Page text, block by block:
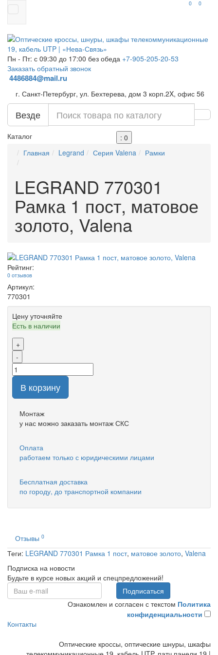
0 0
Пн - Пт: с 09:30 до 17:00 без обеда +7-905-205-20-53
Заказать обратный звонок
4486884@mail.ru
г. Санкт-Петербург, ул. Бехтерева, дом 3 корп.2X, офис 56
Везде
Каталог
: 0
Главная
Legrand Серия Valena Рамки
LEGRAND 770301
Рамка 1 пост, матовое
золото, Valena
Рейтинг:
0 отзывов
Артикул:
770301
Цену уточняйте
Есть в наличии
+
-
В корзину
Монтаж
у нас можно заказать монтаж СКС
Оплата
работаем только с юридическими лицами
Бесплатная доставка
по городу, до транспортной компании
Отзывы 0
Теги: LEGRAND 770301 Рамка 1 пост, матовое золото, Valena
Подписка на новости
Будьте в курсе новых акций и спецпредложений!
Подписаться
Ознакомлен и согласен с текстом Политика
конфиденциальности
Контакты
Оптические кроссы, оптические шнуры, шкафы